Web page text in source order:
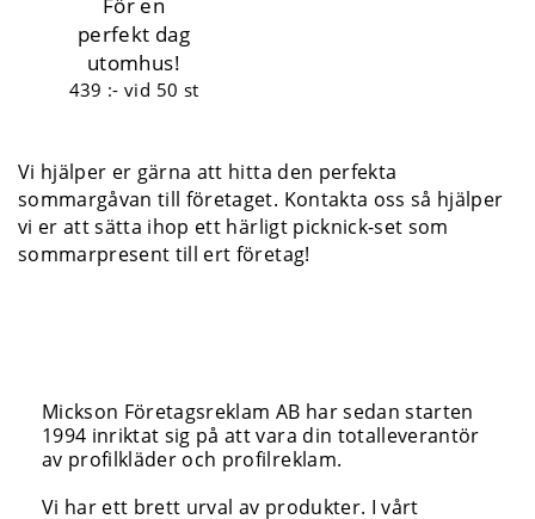
perfekt dag
utomhus!
439 :-vid 50 st
Vi hjälper er gärna att hitta den perfekta
sommargåvan till företaget. Kontakta oss så hjälper
vi er att sätta ihop ett härligt picknick-set som
sommarpresent till ert företag!
Mickson Företagsreklam AB har sedan starten
1994 inriktat sig på att vara din totalleverantör
av profilkläder och profilreklam.
Vi har ett brett urval av produkter. I vårt